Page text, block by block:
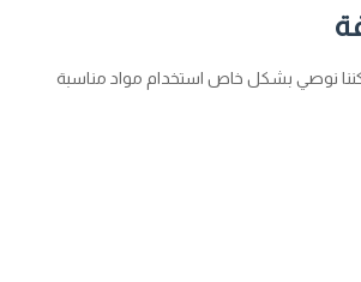
نوصي بشكل خاص استخدام مواد مناسبة